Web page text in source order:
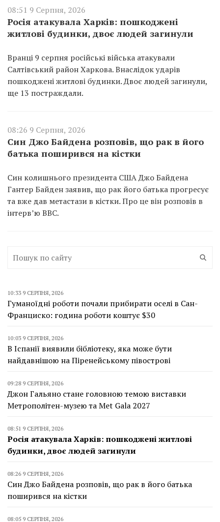
08:51 9 Серпня, 2026
Росія атакувала Харків: пошкоджені
житлові будинки, двоє людей загинули
Вранці 9 серпня російські війська атакували
Салтівський район Харкова. Внаслідок ударів
пошкоджені житлові будинки. Двоє людей загинули,
ще 13 постраждали.
08:26 9 Серпня, 2026
Син Джо Байдена розповів, що рак в його
батька поширився на кістки
Син колишнього президента США Джо Байдена
Гантер Байден заявив, що рак його батька прогресує
та вже дав метастази в кістки. Про це він розповів в
інтерв’ю BBC.
10:33 9 СЕРПНЯ, 2026
Гуманоїдні роботи почали прибирати оселі в Сан-
Франциско: година роботи коштує $30
10:03 9 СЕРПНЯ, 2026
В Іспанії виявили бібліотеку, яка може бути
найдавнішою на Піренейському півострові
09:28 9 СЕРПНЯ, 2026
Джон Гальяно стане головною темою виставки
Метрополітен-музею та Met Gala 2027
08:51 9 СЕРПНЯ, 2026
Росія атакувала Харків: пошкоджені житлові
будинки, двоє людей загинули
08:26 9 СЕРПНЯ, 2026
Син Джо Байдена розповів, що рак в його батька
поширився на кістки
08:05 9 СЕРПНЯ, 2026